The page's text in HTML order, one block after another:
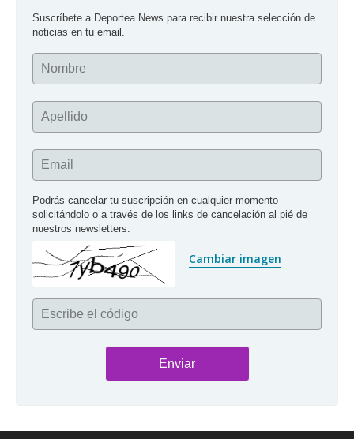
Suscríbete a Deportea News para recibir nuestra selección de
noticias en tu email.
Nombre
Apellido
Email
Podrás cancelar tu suscripción en cualquier momento
solicitándolo o a través de los links de cancelación al pié de
nuestros newsletters.
Cambiar imagen
Escribe el código